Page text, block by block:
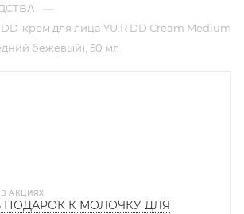
—
крем для лица YU.R DD Cream Medium
бежевый), 50 мл
АКЦИЯХ
ПОДАРОК К МОЛОЧКУ ДЛЯ